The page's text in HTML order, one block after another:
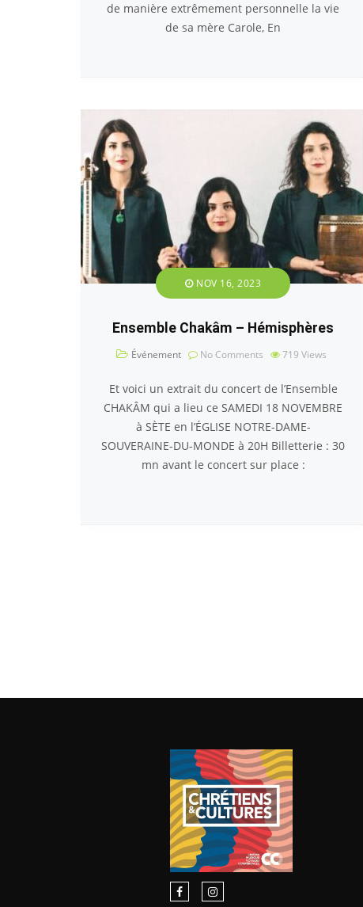
de manière extrêmement personnelle la vie
de sa mère Carole, En
NOV 16, 2023
Ensemble Chakâm – Hémisphères
Événement No Comments 719 Views
Et voici un extrait du concert de l’Ensemble
CHAKÂM qui a lieu ce SAMEDI 18 NOVEMBRE
à SÈTE en l’ÉGLISE NOTRE-DAME-
SOUVERAINE-DU-MONDE à 20H Billetterie : 30
mn avant le concert sur place :